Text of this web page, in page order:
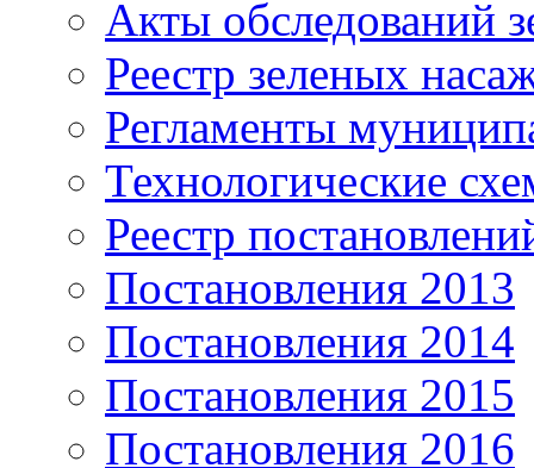
Акты обследований
Реестр зеленых
Регламенты
Технологические
Реестр
Постановления 2013
Постановления 2014
Постановления 2015
Постановления 2016